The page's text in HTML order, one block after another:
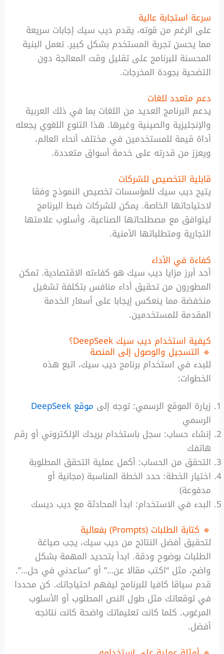
سرعة استجابة عالية
على الرغم من قوته، يقدم ديب سيك إجابات سريعة
مما يحسن تجربة المستخدم بشكل كبير. تعمل البنية
المحسنة للبرنامج على تقليل وقت المعالجة دون
التضحية بجودة المخرجات.
دعم متعدد للغات
يدعم البرنامج العديد من اللغات بما في ذلك العربية
والإنجليزية والصينية وغيرها. هذا التنوع اللغوي يجعله
أداة قيمة للمستخدمين في مختلف أنحاء العالم،
ويعزز من قدرته على خدمة أسواق متعددة.
قابلية التخصيص للشركات
يتيح ديب سيك للمؤسسات تخصيص النموذج وفقا
لاحتياجاتها الخاصة. يمكن للشركات ضبط البرنامج
ليتوافق مع مصطلحاتها الصناعية، وأسلوب علامتها
التجارية ومتطلباتها الأمنية.
كفاءة في الأداء
أحد أبرز مزايا ديب سيك هو كفاءته الاقتصادية. تمكن
المطورون من تحقيق أداء منافس بتكلفة تشغيل
منخفضة مما ينعكس إيجابا على أسعار الخدمة
المقدمة للمستخدمين.
كيفية استخدام ديب سيك DeepSeek؟
🔹 التسجيل والوصول إلى المنصة
للبدء في استخدام برنامج ديب سيك، اتبع هذه
الخطوات:
زيارة الموقع الرسمي: توجه إلى موقع DeepSeek
الرسمي
إنشاء حساب: سجل باستخدام بريدك الإلكتروني أو رقم
هاتفك
التحقق من الحساب: أكمل عملية التحقق المطلوبة
اختيار الخطة: حدد الخطة المناسبة (مجانية أو
مدفوعة)
البدء في الاستخدام: ابدأ المحادثة مع ديب ديسك
🔹 كتابة الطلبات (Prompts) بفعالية
لتحقيق أفضل النتائج من ديب سيك، يجب صياغة
الطلبات بوضوح ودقة. ابدأ بتحديد المهمة بشكل
واضح، مثل “اكتب مقالا عن…” أو “ساعدني في حل…”.
قدم سياقا كافيا للبرنامج ليفهم احتياجاتك. كن محددا
في توقعاتك مثل طول النص المطلوب أو الأسلوب
المرغوب. كلما كانت تعليماتك واضحة كانت نتائجه
أفضل.